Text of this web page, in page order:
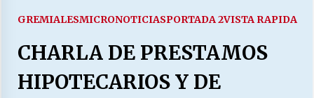
03/08/2026
LA DC POR SIEMPRE.RECORDANDO 69 AÑOS DE
28/07/2026
GREMIALESMICRONOTICIASPORTADA 2VISTA RAPIDA
CHARLA DE PRESTAMOS
HIPOTECARIOS Y DE